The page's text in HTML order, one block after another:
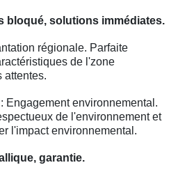
bloqué, solutions immédiates.
régionale. Parfaite
de l'zone
attentes.
: Engagement environnemental.
de l'environnement et
l'impact environnemental.
garantie.